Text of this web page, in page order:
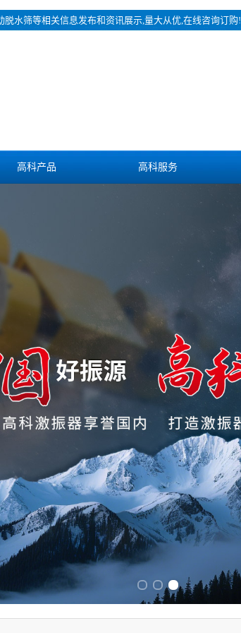
脱水筛等相关信息发布和资讯展示,量大从优,在线咨询订购!
高科产品 高科服务